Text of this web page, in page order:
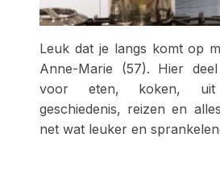
Leuk dat je langs komt op
Anne-Marie (57). Hier
voor eten, koken,
geschiedenis, reizen en
net wat leuker en